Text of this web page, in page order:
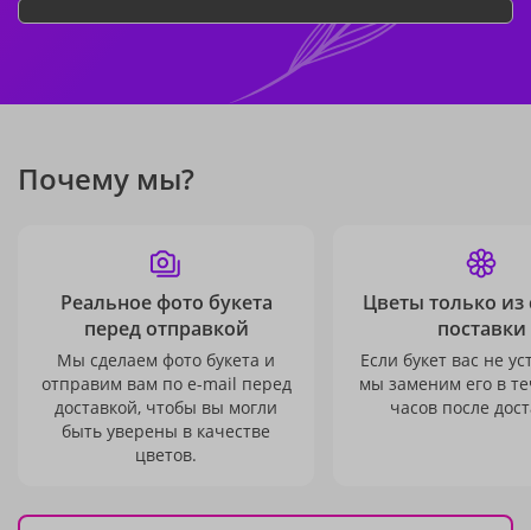
Почему мы?
Реальное фото букета
перед отправкой
Мы сделаем фото букета и
отправим вам по e-mail перед
доставкой, чтобы вы могли
быть уверены в качестве
цветов.
Цветы только из
поставки
Если букет вас не
мы заменим его в
часов после